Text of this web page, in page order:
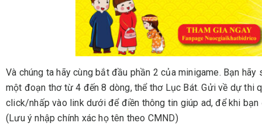
Và chúng ta hãy cùng bắt đầu phần 2 của minigame. Bạn
một đoạn thơ từ 4 đến 8 dòng, thể thơ Lục Bát. Gửi về dự thi
click/nhấp vào link dưới để điền thông tin giúp ad, để khi bạn
(Lưu ý nhập chính xác họ tên theo CMND)